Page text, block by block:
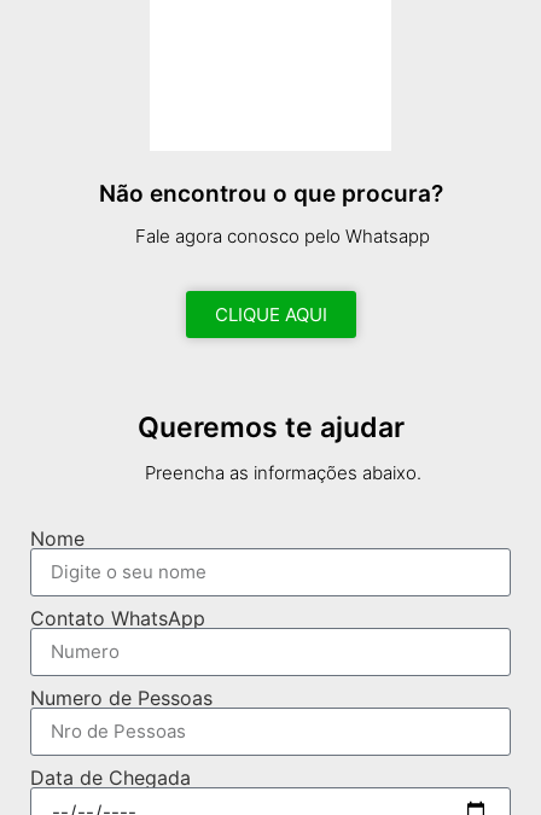
Não encontrou o que procura?
Fale agora conosco pelo Whatsapp
CLIQUE AQUI
Queremos te ajudar
Preencha as informações abaixo.
Nome
Contato WhatsApp
Numero de Pessoas
Data de Chegada